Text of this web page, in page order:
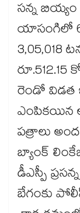
సన్న
యాసంగిలో
3,05,018
రెండో విడత
ఎంపికయిన
పత్రాలు
బ్యాంక్
డీఎస్పీ
బేగంకు